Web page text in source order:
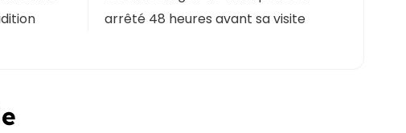
arrêté 48 heures avant sa visite